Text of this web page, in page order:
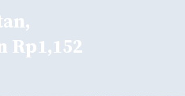
Rp1,152